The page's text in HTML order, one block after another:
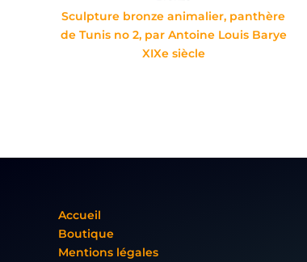
Sculpture bronze animalier, panthère
de Tunis no 2, par Antoine Louis Barye
XIXe siècle
Accueil
Boutique
Mentions légales